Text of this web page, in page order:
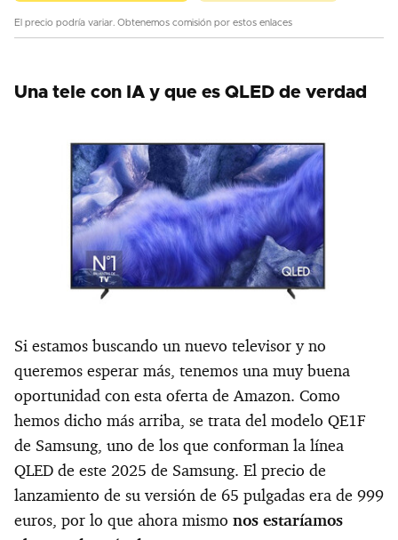
El precio podría variar. Obtenemos comisión por estos enlaces
Una tele con IA y que es QLED de verdad
Si estamos buscando un nuevo televisor y no
queremos esperar más, tenemos una muy buena
oportunidad con esta oferta de Amazon. Como
hemos dicho más arriba, se trata del modelo QE1F
de Samsung, uno de los que conforman la línea
QLED de este 2025 de Samsung. El precio de
lanzamiento de su versión de 65 pulgadas era de 999
euros, por lo que ahora mismo nos estaríamos